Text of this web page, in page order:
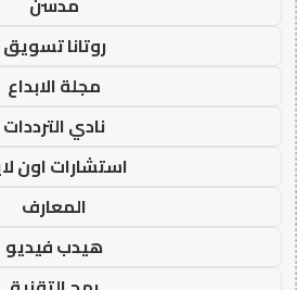
روتانا تسويق
مجلة الابداع
نادي الترددات
استشارات اون
المعارف
هيدب فيديو